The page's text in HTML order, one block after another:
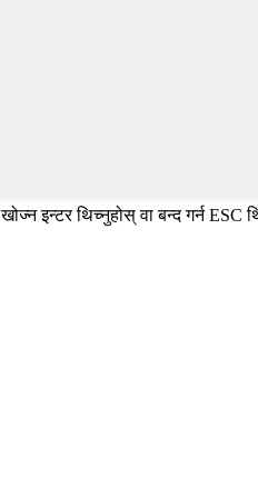
खोज्न इन्टर थिच्नुहोस् वा बन्द गर्न ESC